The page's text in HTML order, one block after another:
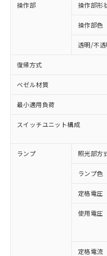
操作部 操作部形
操作部色
透明/不
復帰方式
ベゼル材質
最小適用負荷
スイッチユニット構成
ランプ 照光部方
ランプ色
定格電圧
使用電圧
定格電流
※1 対応状況
対応済み：EU
非含有に対応した